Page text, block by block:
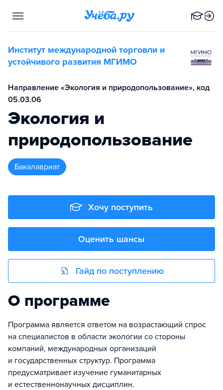
Институт международной торговли и
устойчивого развития МГИМО
Направление «Экология и природопользование», код
05.03.06
Экология и
природопользование
бакалавриат
Хочу поступить
Оценить шансы
Гайд по поступлению
О программе
Программа является ответом на возрастающий спрос
на специалистов в области экологии со стороны
компаний, международных организаций
и государственных структур. Программа
предусматривает изучение гуманитарных
и естественнонаучных дисциплин.